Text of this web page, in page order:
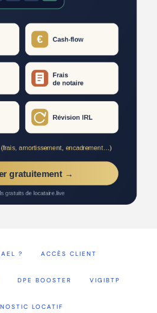
? ACCÈS CLIENT
DPE BOOSTER VIGIBTP
LOCATIF